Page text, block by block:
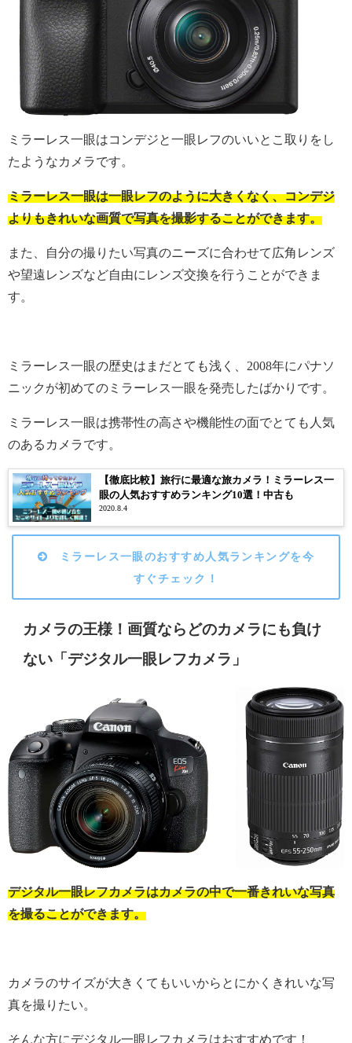
ミラーレス一眼はコンデジと一眼レフのいいとこ取りをし
たようなカメラです。
ミラーレス一眼は一眼レフのように大きくなく、コンデジ
よりもきれいな画質で写真を撮影することができます。
また、自分の撮りたい写真のニーズに合わせて広角レンズ
や望遠レンズなど自由にレンズ交換を行うことができま
す。
ミラーレス一眼の歴史はまだとても浅く、2008年にパナソ
ニックが初めてのミラーレス一眼を発売したばかりです。
ミラーレス一眼は携帯性の高さや機能性の面でとても人気
のあるカメラです。
【徹底比較】旅行に最適な旅カメラ！ミラーレス一
眼の人気おすすめランキング10選！中古も
2020.8.4
ミラーレス一眼のおすすめ人気ランキングを今
すぐチェック！
カメラの王様！画質ならどのカメラにも負け
ない「デジタル一眼レフカメラ」
デジタル一眼レフカメラはカメラの中で一番きれいな写真
を撮ることができます。
カメラのサイズが大きくてもいいからとにかくきれいな写
真を撮りたい。
そんな方にデジタル一眼レフカメラはおすすめです！